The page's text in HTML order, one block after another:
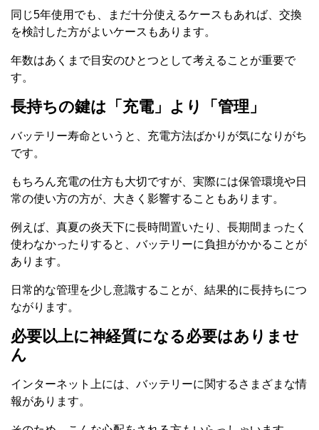
同じ5年使用でも、まだ十分使えるケースもあれば、交換
を検討した方がよいケースもあります。
年数はあくまで目安のひとつとして考えることが重要で
す。
長持ちの鍵は「充電」より「管理」
バッテリー寿命というと、充電方法ばかりが気になりがち
です。
もちろん充電の仕方も大切ですが、実際には保管環境や日
常の使い方の方が、大きく影響することもあります。
例えば、真夏の炎天下に長時間置いたり、長期間まったく
使わなかったりすると、バッテリーに負担がかかることが
あります。
日常的な管理を少し意識することが、結果的に長持ちにつ
ながります。
必要以上に神経質になる必要はありませ
ん
インターネット上には、バッテリーに関するさまざまな情
報があります。